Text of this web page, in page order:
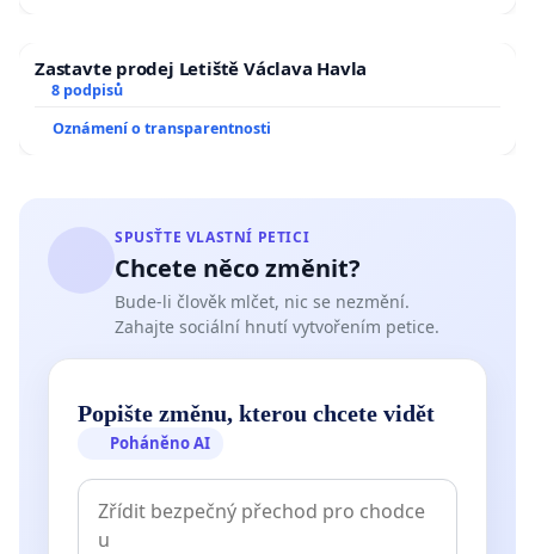
Zastavte prodej Letiště Václava Havla
8 podpisů
Oznámení o transparentnosti
SPUSŤTE VLASTNÍ PETICI
Chcete něco změnit?
Bude-li člověk mlčet, nic se nezmění.
Zahajte sociální hnutí vytvořením petice.
Popište změnu, kterou chcete vidět
Poháněno AI